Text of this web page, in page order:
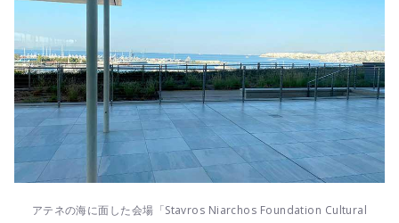
アテネの海に面した会場「Stavros Niarchos Foundation Cultural